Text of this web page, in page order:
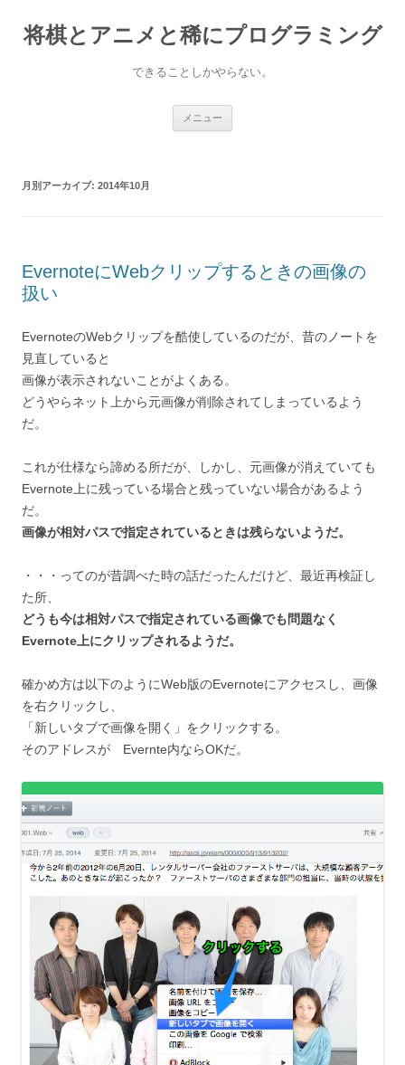
テ
ン
将棋とアニメと稀にプログラミング
できることしかやらない。
メニュー
月別アーカイブ: 2014年10月
EvernoteにWebクリップするときの画像の
扱い
EvernoteのWebクリップを酷使しているのだが、昔のノートを
見直していると
画像が表示されないことがよくある。
どうやらネット上から元画像が削除されてしまっているよう
だ。
これが仕様なら諦める所だが、しかし、元画像が消えていても
Evernote上に残っている場合と残っていない場合があるよう
だ。
画像が相対パスで指定されているときは残らないようだ。
・・・ってのが昔調べた時の話だったんだけど、最近再検証し
た所、
どうも今は相対パスで指定されている画像でも問題なく
Evernote上にクリップされるようだ。
確かめ方は以下のようにWeb版のEvernoteにアクセスし、画像
を右クリックし、
「新しいタブで画像を開く」をクリックする。
そのアドレスが Evernte内ならOKだ。